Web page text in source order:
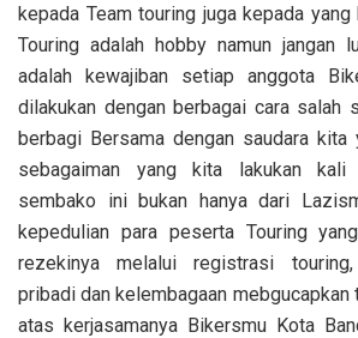
kepada Team touring juga kepada
Touring adalah hobby namun jangan
adalah kewajiban setiap anggota
dilakukan dengan berbagai cara salah
berbagi Bersama dengan saudara kita
sebagaiman yang kita lakukan
sembako ini bukan hanya dari
kepedulian para peserta Touring
rezekinya melalui registrasi
pribadi dan kelembagaan mebgucapkan
atas kerjasamanya Bikersmu Kota